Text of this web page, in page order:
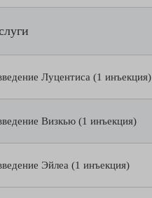
Луцентиса (1 инъекция)
Визкью (1 инъекция)
Эйлеа (1 инъекция)